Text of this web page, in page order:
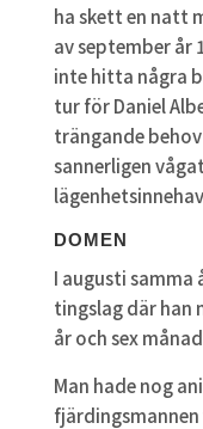
ha skett en natt
av september år
inte hitta några
tur för Daniel
trängande
sannerligen
DOMEN
I augusti samma
tingslag där han
år och sex
Man hade nog
fjärdingsmannen